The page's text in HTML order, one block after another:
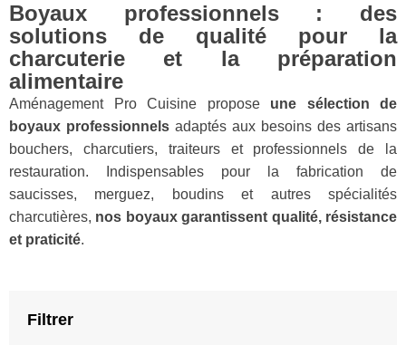
Boyaux professionnels : des
solutions de qualité pour la
charcuterie et la préparation
alimentaire
Aménagement Pro Cuisine propose une sélection de
boyaux professionnels adaptés aux besoins des artisans
bouchers, charcutiers, traiteurs et professionnels de la
restauration. Indispensables pour la fabrication de
saucisses, merguez, boudins et autres spécialités
charcutières, nos boyaux garantissent qualité, résistance
et praticité.
Filtrer